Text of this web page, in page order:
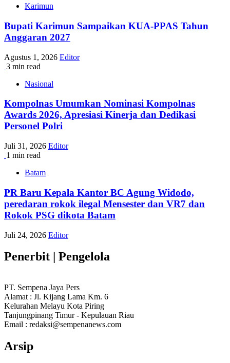
Karimun
Bupati Karimun Sampaikan KUA-PPAS Tahun
Anggaran 2027
Agustus 1, 2026 Editor
3 min read
Nasional
Kompolnas Umumkan Nominasi Kompolnas
Awards 2026, Apresiasi Kinerja dan Dedikasi
Personel Polri
Juli 31, 2026 Editor
1 min read
Batam
PR Baru Kepala Kantor BC Agung Widodo,
peredaran rokok ilegal Mensester dan VR7 dan
Rokok PSG dikota Batam
Juli 24, 2026 Editor
Penerbit | Pengelola
PT. Sempena Jaya Pers
Alamat : Jl. Kijang Lama Km. 6
Kelurahan Melayu Kota Piring
Tanjungpinang Timur - Kepulauan Riau
Email : redaksi@sempenanews.com
Arsip